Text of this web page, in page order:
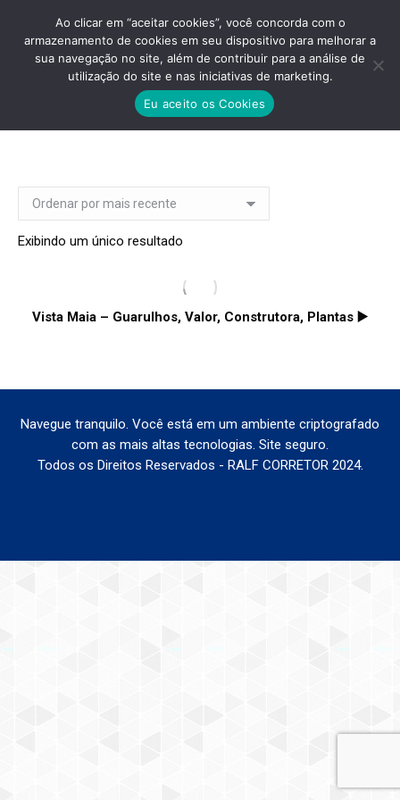
EMPREENDIMENTO VISTA MAIA
Você está aqui:
Exibindo um único resultado
Vista Maia – Guarulhos, Valor, Construtora, Plantas ▶️
Navegue tranquilo. Você está em um ambiente criptografado
com as mais altas tecnologias. Site seguro.
Todos os Direitos Reservados - RALF CORRETOR 2024.
Ao clicar em “aceitar cookies”, você concorda com o
armazenamento de cookies em seu dispositivo para melhorar a
sua navegação no site, além de contribuir para a análise de
utilização do site e nas iniciativas de marketing.
Eu aceito os Cookies